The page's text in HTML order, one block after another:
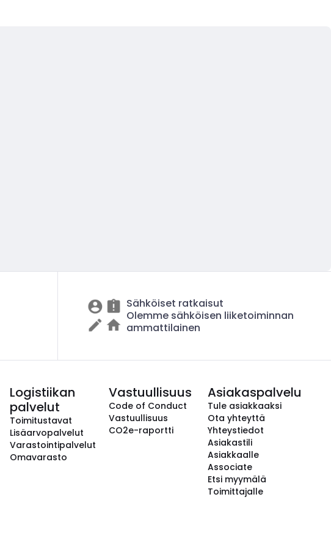
Sähköiset ratkaisut
Olemme sähköisen liiketoiminnan
ammattilainen
Logistiikan
palvelut
Toimitustavat
Lisäarvopalvelut
Varastointipalvelut
Omavarasto
Vastuullisuus
Code of Conduct
Vastuullisuus
CO2e-raportti
Asiakaspalvelu
Tule asiakkaaksi
Ota yhteyttä
Yhteystiedot
Asiakastili
Asiakkaalle
Associate
Etsi myymälä
Toimittajalle